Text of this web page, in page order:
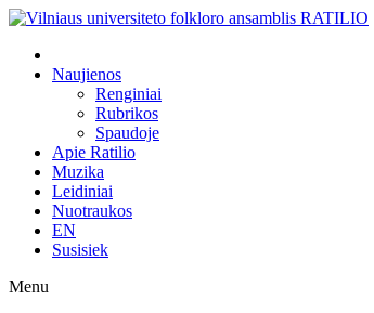
Naujienos
Renginiai
Rubrikos
Spaudoje
Apie Ratilio
Muzika
Leidiniai
Nuotraukos
EN
Susisiek
Menu